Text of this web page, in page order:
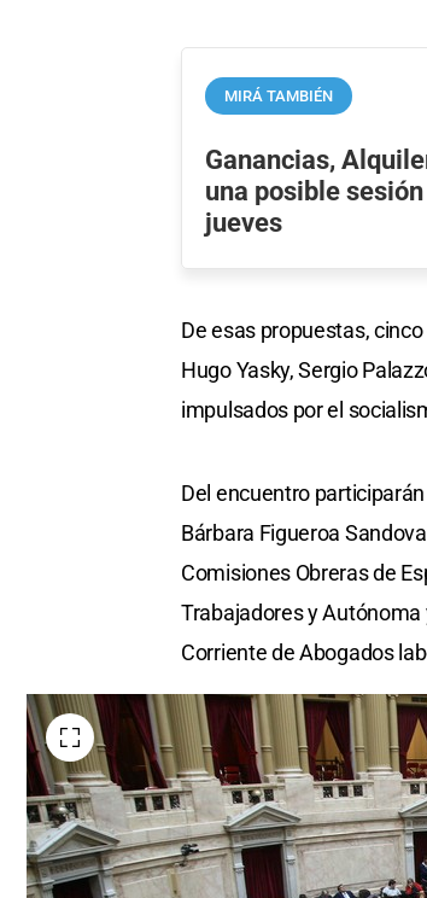
MIRÁ TAMBIÉN
Ganancias,
una posible
jueves
De esas propuestas,
Hugo Yasky, Sergio
impulsados por el
Del encuentro
Bárbara Figueroa
Comisiones Obreras de
Trabajadores y Autónoma
Corriente de Abogados